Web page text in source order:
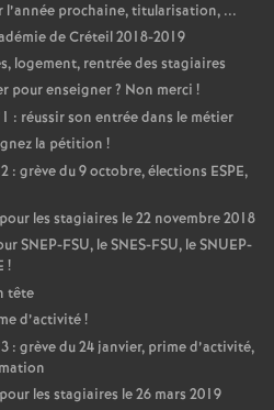
prochaine, titularisation, ...
de Créteil 2018-2019
logement, rentrée des stagiaires
pour enseigner? Non merci !
: réussir son entrée dans le métier
la pétition !
: grève du 9 octobre, élections ESPE,
les stagiaires le 22 novembre 2018
SNEP-FSU, leSNES-FSU, leSNUEP-
!
tête
d’activité!
: grève du 24 janvier, prime d’activité,
les stagiaires le 26 mars 2019